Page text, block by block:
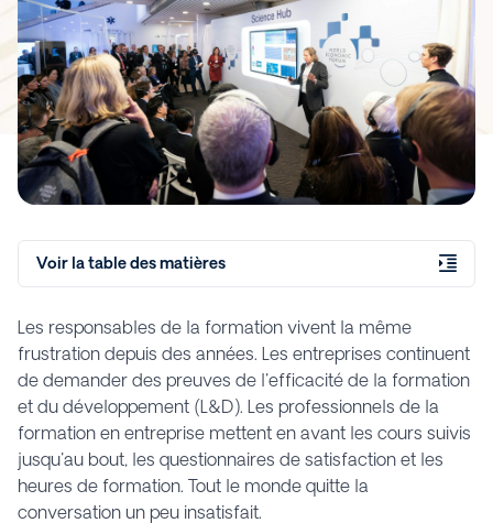
Voir la table des matières
Les responsables de la formation vivent la même
frustration depuis des années. Les entreprises continuent
de demander des preuves de l'efficacité de la formation
et du développement (L&D). Les professionnels de la
formation en entreprise mettent en avant les cours suivis
jusqu'au bout, les questionnaires de satisfaction et les
heures de formation. Tout le monde quitte la
conversation un peu insatisfait.